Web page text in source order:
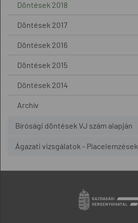
Döntések 2018
Döntések 2017
Döntések 2016
Döntések 2015
Döntések 2014
Archív
Bírósági döntések VJ szám alapján
Ágazati vizsgálatok - Piacelemzések